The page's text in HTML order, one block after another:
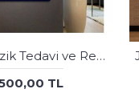
Ağız ve Diş Polikliniği, Dişçi Tabloları Dekoratif Diş, Dekoratif Dişçi, Dişçi Dekorasyonu dsc330
TL